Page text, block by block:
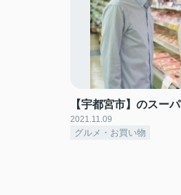
【宇都宮市】のスー
2021.11.09
グルメ・お買い物